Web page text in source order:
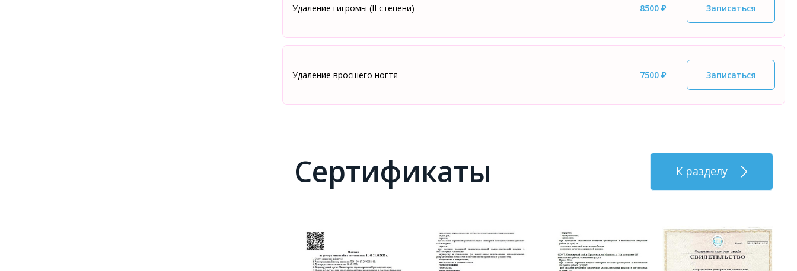
Удаление гигромы (II степени) 8500 ₽ Записаться
Удаление вросшего ногтя 7500 ₽ Записаться
Сертификаты К разделу